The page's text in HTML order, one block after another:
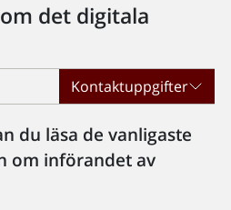
det digitala
Kontaktuppgifter
du läsa de vanligaste
om införandet av